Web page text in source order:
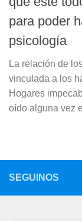
para poder
psicología
La relación de
vinculada a los
Hogares
oído alguna vez
SEGUINOS